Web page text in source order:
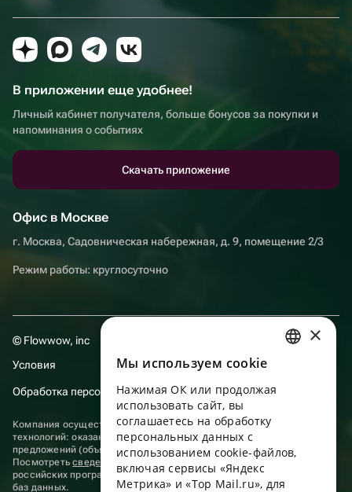
В приложении еще удобнее!
Личный кабинет получателя, больше бонусов за покупки и
напоминания о событиях
Скачать приложение
Офис в Москве
г. Москва, Садовническая набережная, д. 9, помещение 2/3
Режим работы: круглосуточно
© Flowwow, inc
Условия
Обработка персональных данных
Компания осуществляет деятельность в области информационных
технологий: оказание услуг в сети “Интернет” по размещению
предложений (объявлений) продавцов о реализации товаров.
Посмотретьсведения о программах
, включенных в реестр
российских программ для электронных вычислительных машин и
баз данных.
ENGLISH
UKRAINIAN
PORTUGUESE
×
Мы используем сookie
Нажимая ОК или продолжая
использовать сайт, вы
соглашаетесь на обработку
персональных данных с
использованием cookie-файлов,
включая сервисы «Яндекс
Метрика» и «Top Mail.ru», для